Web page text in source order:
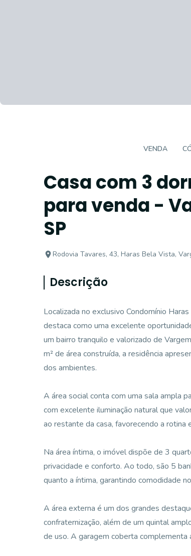
VENDA
Casa com 3
para venda -
SP
Rodovia Tavares, 43, Haras Bela Vista,
Descrição
Localizada no exclusivo Condomínio
destaca como uma excelente
um bairro tranquilo e valorizado de
m² de área construída, a residência
dos ambientes.
A área social conta com uma sala ampla
com excelente iluminação natural que
ao restante da casa, favorecendo a rotina
Na área íntima, o imóvel dispõe de 3
privacidade e conforto. Ao todo, são 5
quanto a íntima, garantindo comodidade
A área externa é um dos grandes
confraternização, além de um quintal
de uso. A garagem coberta complementa